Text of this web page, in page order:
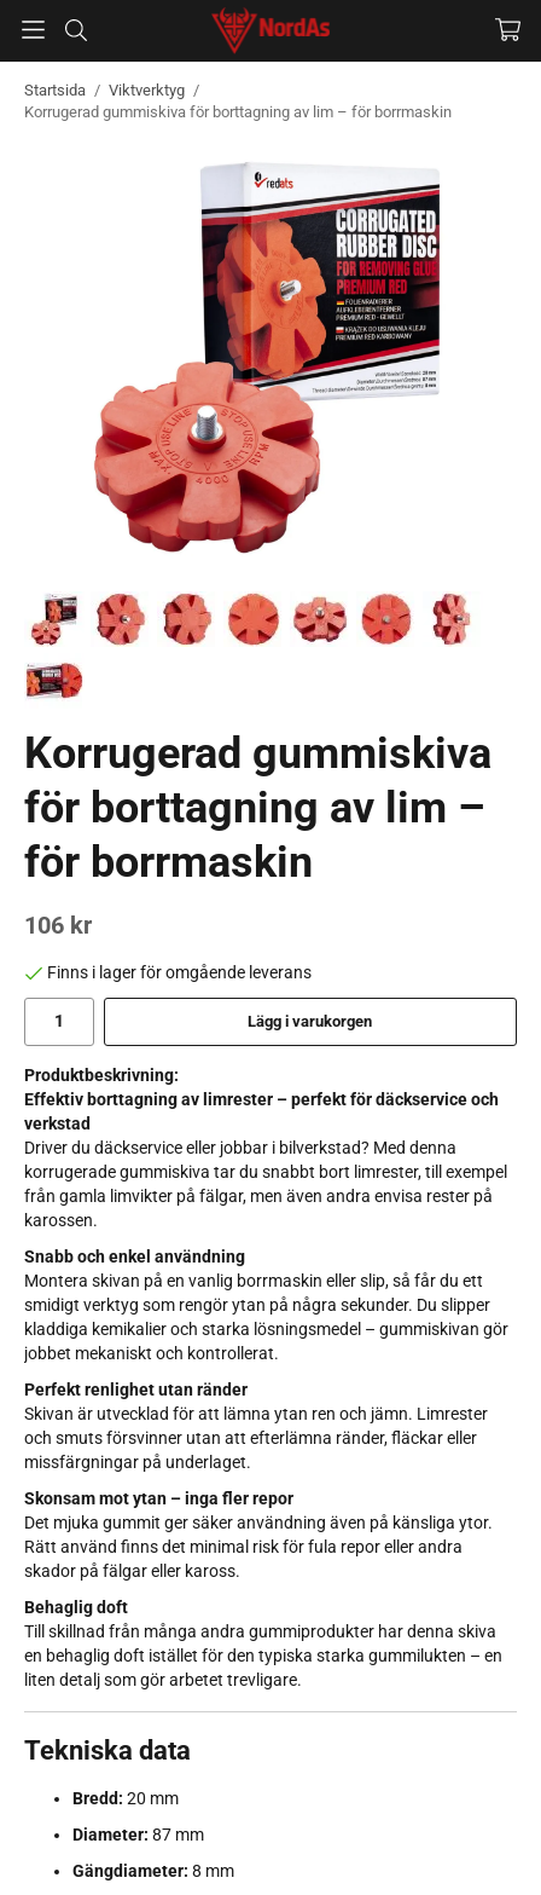
Startsida / Viktverktyg /
Korrugerad gummiskiva för borttagning av lim – för borrmaskin
Korrugerad gummiskiva
för borttagning av lim –
för borrmaskin
106 kr
Finns i lager för omgående leverans
Lägg i varukorgen
Produktbeskrivning:
Effektiv borttagning av limrester – perfekt för däckservice och
verkstad
Driver du däckservice eller jobbar i bilverkstad? Med denna
korrugerade gummiskiva tar du snabbt bort limrester, till exempel
från gamla limvikter på fälgar, men även andra envisa rester på
karossen.
Snabb och enkel användning
Montera skivan på en vanlig borrmaskin eller slip, så får du ett
smidigt verktyg som rengör ytan på några sekunder. Du slipper
kladdiga kemikalier och starka lösningsmedel – gummiskivan gör
jobbet mekaniskt och kontrollerat.
Perfekt renlighet utan ränder
Skivan är utvecklad för att lämna ytan ren och jämn. Limrester
och smuts försvinner utan att efterlämna ränder, fläckar eller
missfärgningar på underlaget.
Skonsam mot ytan – inga fler repor
Det mjuka gummit ger säker användning även på känsliga ytor.
Rätt använd finns det minimal risk för fula repor eller andra
skador på fälgar eller kaross.
Behaglig doft
Till skillnad från många andra gummiprodukter har denna skiva
en behaglig doft istället för den typiska starka gummilukten – en
liten detalj som gör arbetet trevligare.
Tekniska data
Bredd: 20 mm
Diameter: 87 mm
Gängdiameter: 8 mm